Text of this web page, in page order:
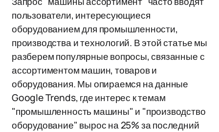
пользователи, интересующиеся
оборудованием для промышленности,
производства и технологий. В этой статье мы
разберем популярные вопросы, связанные с
ассортиментом машин, товаров и
оборудования. Мы опираемся на данные
Google Trends, где интерес к темам
"промышленность машины" и "производство
оборудование" вырос на 25% за последний